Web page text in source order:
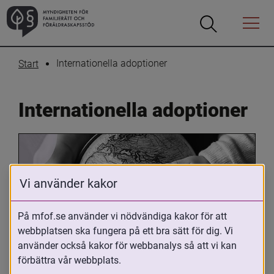
Öppna
Öppna
Menyn
Start Internationella adoptioner
Internationella adoptioner
Oavsett om du är adopterad,
adoptivförälder eller arbetar med
Vi använder kakor
På mfof.se använder vi nödvändiga kakor för att
webbplatsen ska fungera på ett bra sätt för dig. Vi
använder också kakor för webbanalys så att vi kan
förbättra vår webbplats.